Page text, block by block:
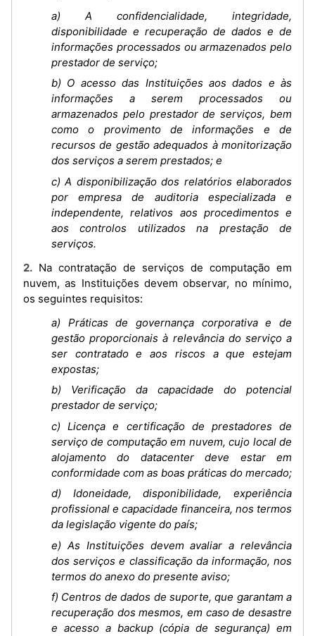
a) A confidencialidade, integridade,
disponibilidade e recuperação de dados e de
informações processados ou armazenados pelo
prestador de serviço;
b) O acesso das Instituições aos dados e às
informações a serem processados ou
armazenados pelo prestador de serviços, bem
como o provimento de informações e de
recursos de gestão adequados à monitorização
dos serviços a serem prestados; e
c) A disponibilização dos relatórios elaborados
por empresa de auditoria especializada e
independente, relativos aos procedimentos e
aos controlos utilizados na prestação de
serviços.
2. Na contratação de serviços de computação em
nuvem, as Instituições devem observar, no mínimo,
os seguintes requisitos:
a) Práticas de governança corporativa e de
gestão proporcionais à relevância do serviço a
ser contratado e aos riscos a que estejam
expostas;
b) Verificação da capacidade do potencial
prestador de serviço;
c) Licença e certificação de prestadores de
serviço de computação em nuvem, cujo local de
alojamento do datacenter deve estar em
conformidade com as boas práticas do mercado;
d) Idoneidade, disponibilidade, experiência
profissional e capacidade financeira, nos termos
da legislação vigente do país;
e) As Instituições devem avaliar a relevância
dos serviços e classificação da informação, nos
termos do anexo do presente aviso;
f) Centros de dados de suporte, que garantam a
recuperação dos mesmos, em caso de desastre
e acesso a backup (cópia de segurança) em